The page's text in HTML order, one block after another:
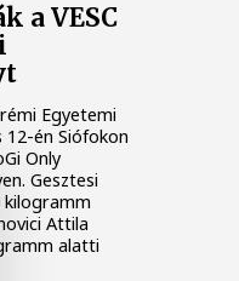
a VESC
Egyetemi
12-én Siófokon
Only
Gesztesi
kilogramm
Attila
alatti